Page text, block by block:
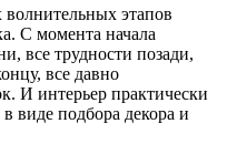
этапов
С момента начала
все трудности позади,
все давно
И интерьер практически
виде подбора декора и